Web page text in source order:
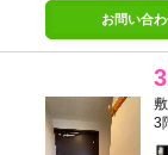
お問い合
3